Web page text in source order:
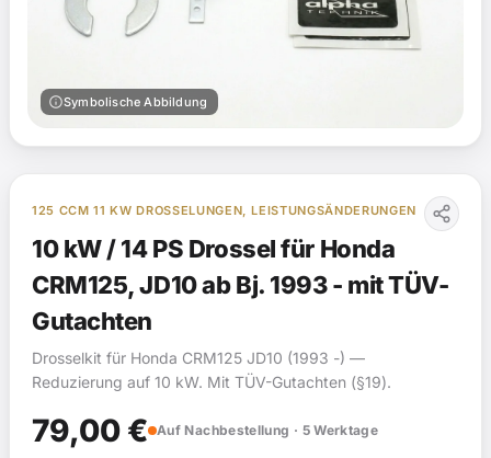
infoSymbolische Abbildung
125 CCM 11 KW DROSSELUNGEN, LEISTUNGSÄNDERUNGEN
10 kW / 14 PS Drossel für Honda
CRM125, JD10 ab Bj. 1993 - mit TÜV-
Gutachten
Drosselkit für Honda CRM125 JD10 (1993 -) —
Reduzierung auf 10 kW. Mit TÜV-Gutachten (§19).
79,00 € Auf Nachbestellung · 5 Werktage